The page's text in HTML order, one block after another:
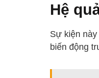
Hệ
Sự kiện
biến động